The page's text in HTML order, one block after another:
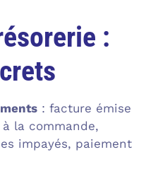
:
: facture émise
la commande,
impayés, paiement